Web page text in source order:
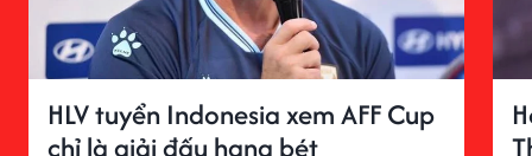
HLV tuyển Indonesia xem AFF Cup
chỉ là giải đấu hạng bét